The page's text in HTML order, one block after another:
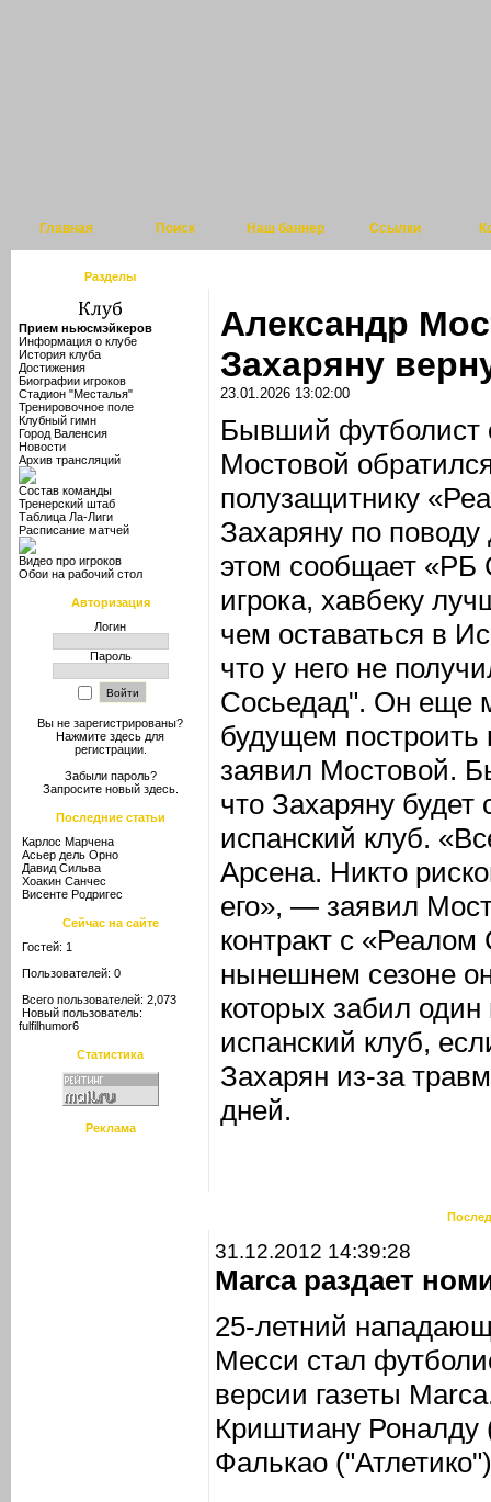
Главная Поиск Наш баннер Ссылки
Разделы
Прием ньюсмэйкеров
Информация о клубе
История клуба
Достижения
Биографии игроков
Стадион "Месталья"
Тренировочное поле
Клубный гимн
Город Валенсия
Новости
Архив трансляций
Состав команды
Тренерский штаб
Таблица Ла-Лиги
Расписание матчей
Видео про игроков
Обои на рабочий стол
Авторизация
Логин
Пароль
Вы не зарегистрированы?
Нажмите здесь для
регистрации.
Забыли пароль?
Запросите новый здесь.
Последние статьи
Карлос Марчена
Асьер дель Орно
Давид Сильва
Хоакин Санчес
Висенте Родригес
Сейчас на сайте
Гостей: 1
Пользователей: 0
Всего пользователей: 2,073
Новый пользователь:
fulfilhumor6
Статистика
Реклама
Александр
Захаряну
23.01.2026 13:02:00
Бывший футболист
Мостовой
полузащитнику
Захаряну по
этом сообщает «РБ
игрока, хавбеку
чем оставаться в
что у него не
Сосьедад". Он еще
будущем
заявил Мостовой.
что Захаряну будет
испанский клуб.
Арсена. Никто
его», — заявил
контракт с «Реалом
нынешнем сезоне
которых забил
испанский клуб,
Захарян из-за
дней.
31.12.2012 14:39:28
Marca раздает
25-летний
Месси стал
версии газеты
Криштиану
Фалькао